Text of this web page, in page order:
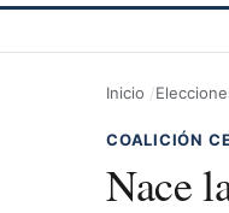
Inicio
COALICIÓN
Nace